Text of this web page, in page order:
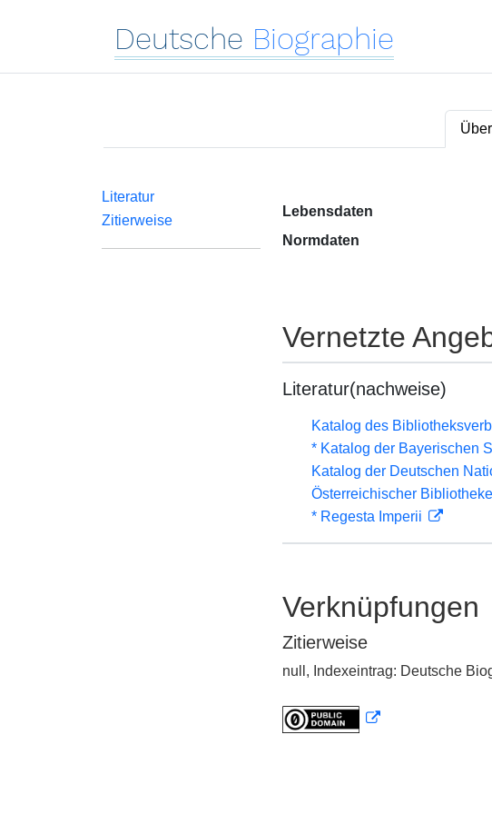
Deutsche Biographie
Literatur
Zitierweise
Lebensdaten
Normdaten
Vernetzte
Literatur(nachweise)
Katalog des
* Katalog der Bayerischen
Katalog der Deutschen
Österreichischer
* Regesta Imperii
Verknüpfungen
Zitierweise
null, Indexeintrag: Deutsche